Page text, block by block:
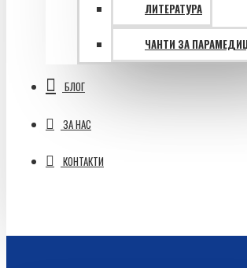
ЛИТЕРАТУРА
ЧАНТИ ЗА
БЛОГ
ЗА НАС
КОНТАКТИ